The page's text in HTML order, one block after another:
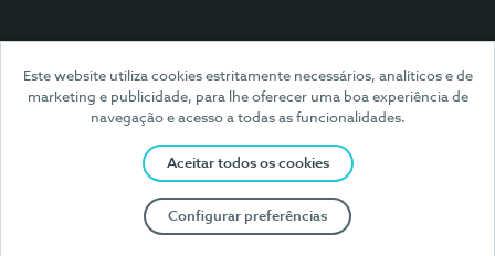
Este website utiliza cookies estritamente necessários, analíticos e de
marketing e publicidade, para lhe oferecer uma boa experiência de
navegação e acesso a todas as funcionalidades.
Aceitar todos os cookies
Configurar preferências